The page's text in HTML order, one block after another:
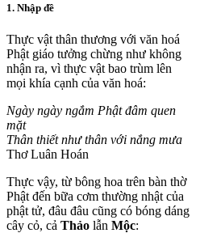
1. Nhập đề
Thực vật thân thương với văn hoá
Phật giáo tưởng chừng như không
nhận ra, vì thực vật bao trùm lên
mọi khía cạnh của văn hoá:
Ngày ngày ngắm Phật đâm quen
mặt
Thân thiết như thân với nắng mưa
Thơ Luân Hoán
Thực vậy, từ bông hoa trên bàn thờ
Phật đến bữa cơm thường nhật của
phật tử, đâu đâu cũng có bóng dáng
cây cỏ, cả Thảo lẫn Mộc: